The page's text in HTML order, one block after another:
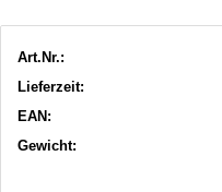
Art.Nr.:
Lieferzeit:
EAN:
Gewicht: